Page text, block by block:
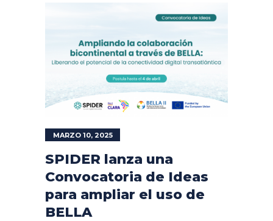
MARZO 10, 2025
SPIDER lanza una
Convocatoria de Ideas
para ampliar el uso de
BELLA